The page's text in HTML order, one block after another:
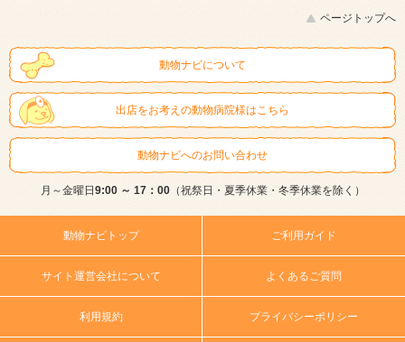
ページトップへ
動物ナビについて
出店をお考えの動物病院様はこちら
動物ナビへのお問い合わせ
月～金曜日 9:00 ～ 17：00（祝祭日・夏季休業・冬季休業を除く）
動物ナビトップ ご利用ガイド
サイト運営会社について よくあるご質問
利用規約 プライバシーポリシー